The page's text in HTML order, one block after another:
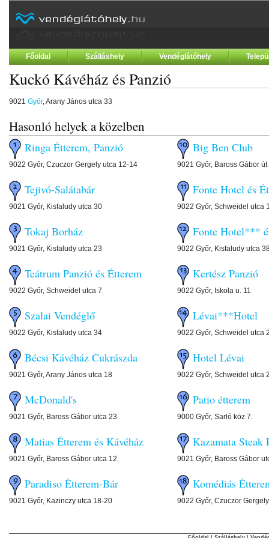
Főoldal Szálláshely Vendéglátóhely
Kuckó Kávéház és Panzió
9021 Győr, Arany János utca 33
Hasonló helyek a közelben
Ringa Étterem, Panzió
9022 Győr, Czuczor Gergely utca 12-14
Tejivó-Salátabár
9021 Győr, Kisfaludy utca 30
Tokaj Borház
9021 Győr, Kisfaludy utca 23
Teátrum Panzió és Étterem
9022 Győr, Schweidel utca 7
Szalai Vendéglő
9022 Győr, Kisfaludy utca 34
Bécsi Kávéház Cukrászda
9021 Győr, Arany János utca 18
McDonald's
9021 Győr, Baross Gábor utca 23
Matias Étterem és Kávéház
9021 Győr, Baross Gábor utca 12
Paradiso Étterem-Bár
9021 Győr, Kazinczy utca 18-20
Big Ben Club
9021 Győr, Baross Gábor út
Fonte Hotel és
9022 Győr, Schweidel utca
Fonte Hotel***
9022 Győr, Kisfaludy utca
Kertész Panzió
9022 Győr, Iskola u. 11
Lévai***Hotel
9022 Győr, Schweidel utca
Hotel Lévai
9022 Győr, Schweidel utca
Patio étterem
9000 Győr, Sarló köz 7.
Kazamata
9021 Győr, Baross Gábor
Komédiás
9022 Győr, Czuczor